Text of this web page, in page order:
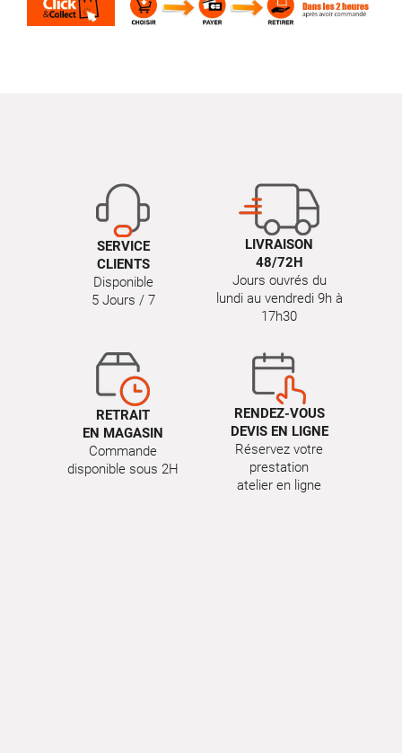
SERVICE
CLIENTS
Disponible
5 Jours / 7
LIVRAISON
48/72H
Jours ouvrés du
lundi au vendredi 9h à
17h30
RETRAIT
EN MAGASIN
Commande
disponible sous 2H
RENDEZ-VOUS
DEVIS EN LIGNE
Réservez votre
prestation
atelier en ligne